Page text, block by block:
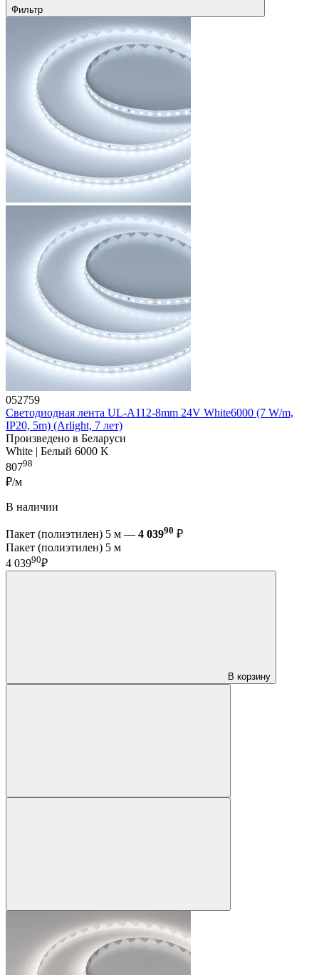
Фильтр
052759
Светодиодная лента UL-A112-8mm 24V White6000 (7 W/m,
IP20, 5m) (Arlight, 7 лет)
Произведено в Беларуси
White | Белый 6000 K
80798
₽/м
В наличии
Пакет (полиэтилен) 5 м — 4 03990 ₽
Пакет (полиэтилен) 5 м
4 03990₽
В корзину